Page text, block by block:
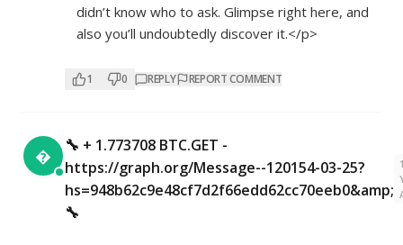
didn’t know who to ask. Glimpse right here, and
also you’ll undoubtedly discover it.</p>
1 0 REPLY REPORT COMMENT

🔧 + 1.773708 BTC.GET -
https://graph.org/Message--120154-03-25?
hs=948b62c9e48cf7d2f66edd62cc70eeb0&amp;
🔧